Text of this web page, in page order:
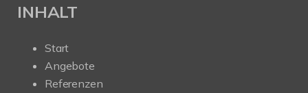
INHALT
Start
Angebote
Referenzen